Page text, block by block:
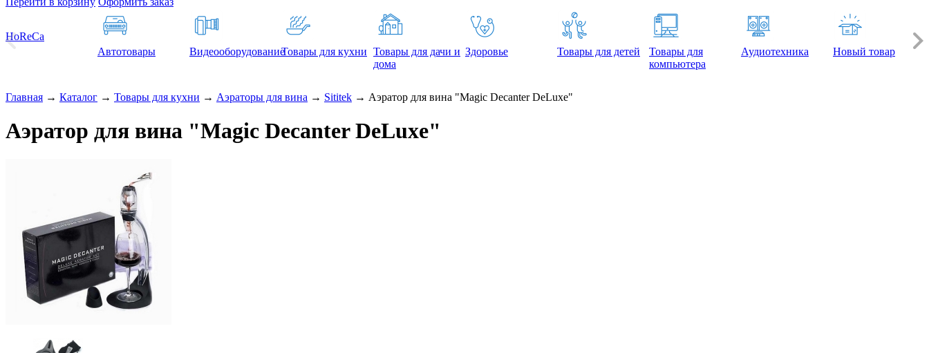
HoReCa
Автотовары
ВидеооборудованиеТовары для кухни Товары для дачи и
дома
Здоровье Товары для детей
Товары для
компьютера
Аудиотехника Новый товар
Главная → Каталог → Товары для кухни → Аэраторы для вина → Sititek → Аэратор для вина "Magic Decanter DeLuxe"
Аэратор для вина "Magic Decanter DeLuxe"